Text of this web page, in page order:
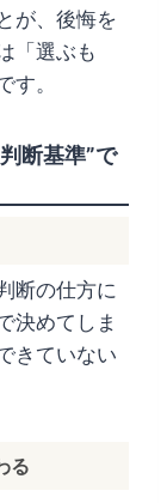
が、後悔を
「選ぶも
す。
断基準”で
断の仕方に
決めてしま
きていない
る